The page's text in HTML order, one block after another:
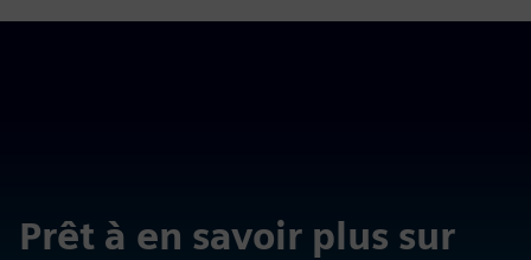
Prêt à en savoir plus sur